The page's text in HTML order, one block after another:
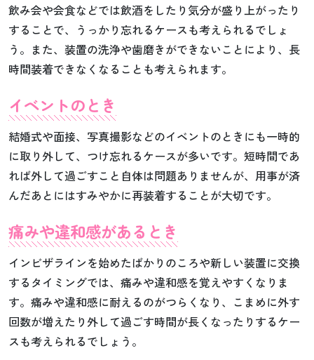
飲み会や会食などでは飲酒をしたり気分が盛り上がったり
することで、うっかり忘れるケースも考えられるでしょ
う。また、装置の洗浄や歯磨きができないことにより、長
時間装着できなくなることも考えられます。
イベントのとき
結婚式や面接、写真撮影などのイベントのときにも一時的
に取り外して、つけ忘れるケースが多いです。短時間であ
れば外して過ごすこと自体は問題ありませんが、用事が済
んだあとにはすみやかに再装着することが大切です。
痛みや違和感があるとき
インビザラインを始めたばかりのころや新しい装置に交換
するタイミングでは、痛みや違和感を覚えやすくなりま
す。痛みや違和感に耐えるのがつらくなり、こまめに外す
回数が増えたり外して過ごす時間が長くなったりするケー
スも考えられるでしょう。